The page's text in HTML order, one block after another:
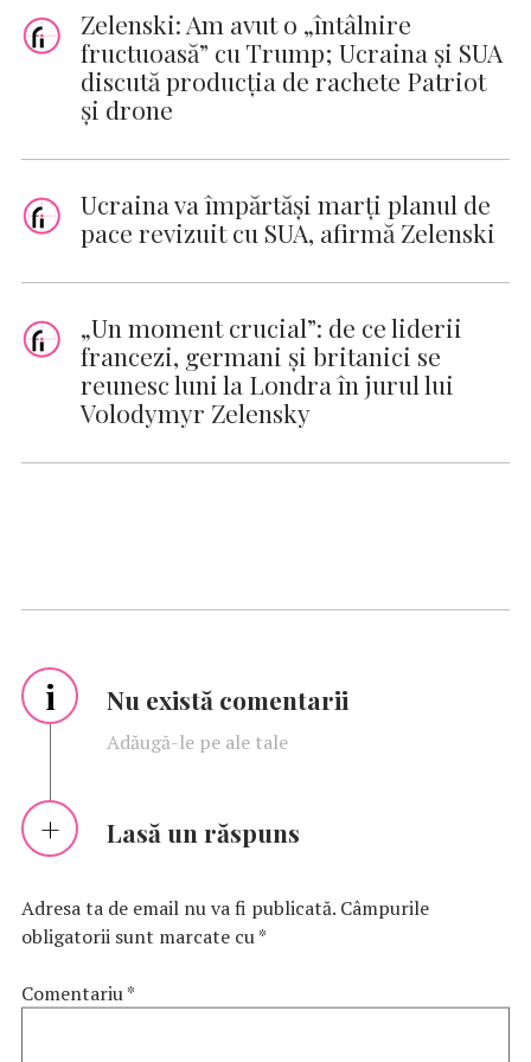
Zelenski: Am avut o „întâlnire
fructuoasă” cu Trump; Ucraina și SUA
discută producția de rachete Patriot
și drone
Ucraina va împărtăși marți planul de
pace revizuit cu SUA, afirmă Zelenski
„Un moment crucial”: de ce liderii
francezi, germani și britanici se
reunesc luni la Londra în jurul lui
Volodymyr Zelensky
i Nu există comentarii
Adăugă-le pe ale tale
Lasă un răspuns
Adresa ta de email nu va fi publicată. Câmpurile
obligatorii sunt marcate cu*
Comentariu*